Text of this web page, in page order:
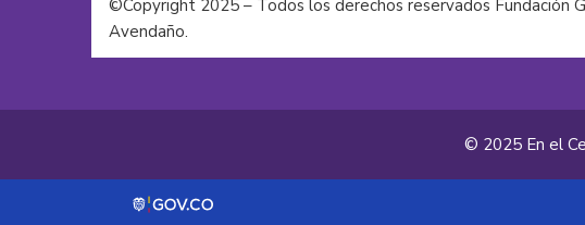
©Copyright 2025 – Todos los derechos reservados Fundación
Avendaño.
© 2025 En el